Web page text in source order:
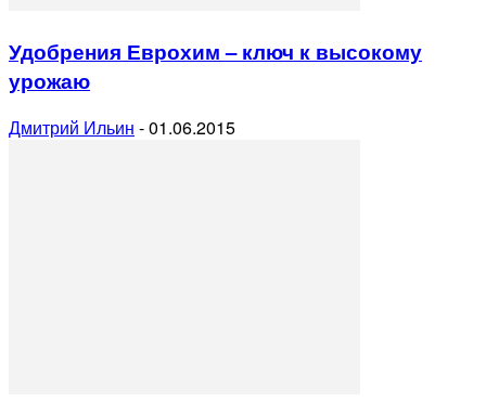
Удобрения Еврохим – ключ к высокому
урожаю
Дмитрий Ильин -01.06.2015